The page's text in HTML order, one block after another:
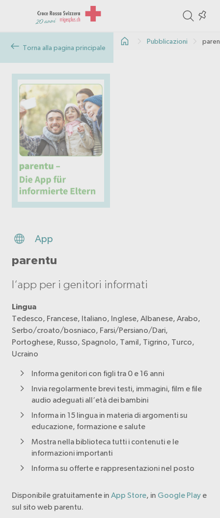
the
Torna alla pagina principale
Pubblicazioni
App
parentu
l‘app per i genitori informati
Lingua
Tedesco, Francese, Italiano, Inglese, Albanese, Arabo,
Serbo/croato/bosniaco, Farsi/Persiano/Dari,
Portoghese, Russo, Spagnolo, Tamil, Tigrino, Turco,
Ucraino
Informa genitori con figli tra 0 e 16 anni
Invia regolarmente brevi testi, immagini, film e file
audio adeguati all‘età dei bambini
Informa in 15 lingua in materia di argomenti su
educazione, formazione e salute
Mostra nella biblioteca tutti i contenuti e le
informazioni importanti
Informa su offerte e rappresentazioni nel posto
Disponibile gratuitamente in App Store, in Google Play e
sul sito web parentu.